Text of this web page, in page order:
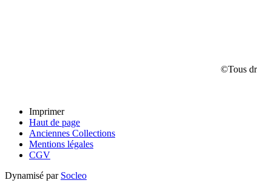
©Tous
Imprimer
Haut de page
Anciennes Collections
Mentions légales
CGV
Dynamisé par Socleo